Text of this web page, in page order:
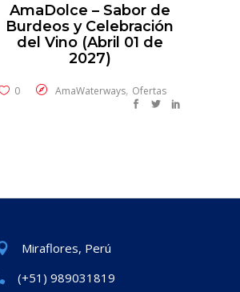
AmaDolce – Sabor de
Burdeos y Celebración
del Vino (Abril 01 de
2027)
0 AmaWaterways, Ofertas
Miraflores, Perú
(+51) 989031819